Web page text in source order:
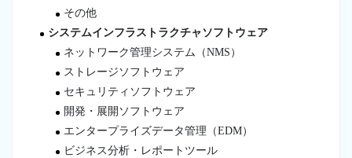
その他
システムインフラストラクチャソフトウェア
ネットワーク管理システム（NMS）
ストレージソフトウェア
セキュリティソフトウェア
開発・展開ソフトウェア
エンタープライズデータ管理（EDM）
ビジネス分析・レポートツール